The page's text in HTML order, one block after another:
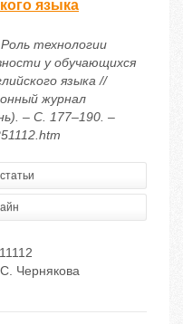
языка
технологии
у обучающихся
языка //
журнал
– С. 177–190. –
Чернякова